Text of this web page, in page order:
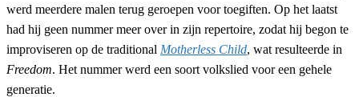
werd meerdere malen terug geroepen voor toegiften. Op het laatst
had hij geen nummer meer over in zijn repertoire, zodat hij begon te
improviseren op de traditional Motherless Child, wat resulteerde in
Freedom. Het nummer werd een soort volkslied voor een gehele
generatie.